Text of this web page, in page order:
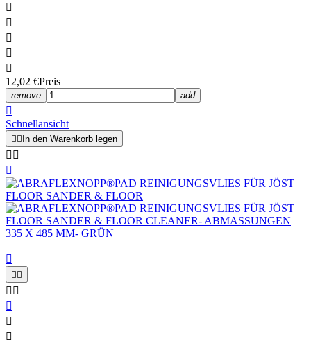





12,02 €Preis
remove add

Schnellansicht
  In den Warenkorb legen
 


 
 


